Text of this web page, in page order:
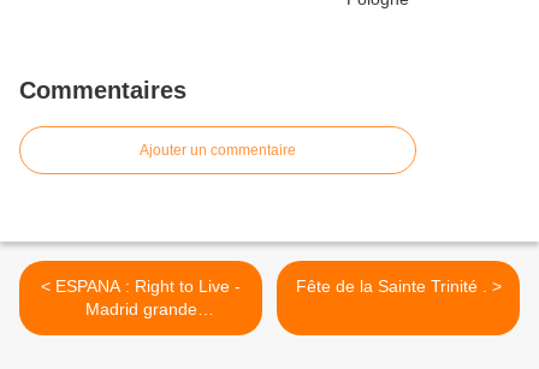
Commentaires
Ajouter un commentaire
< ESPANA : Right to Live -
Madrid grande
manifestation pour la Vie
Fête de la Sainte Trinité . >